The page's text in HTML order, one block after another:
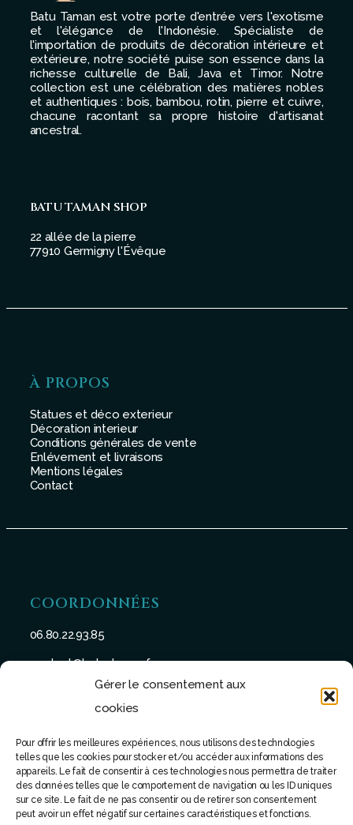
Gérer le consentement aux
cookies
Pour offrir les meilleures expériences, nous utilisons des technologies
telles que les cookies pour stocker et/ou accéder aux informations des
appareils. Le fait de consentir à ces technologies nous permettra de traiter
des données telles que le comportement de navigation ou les ID uniques
sur ce site. Le fait de ne pas consentir ou de retirer son consentement
peut avoir un effet négatif sur certaines caractéristiques et fonctions.
Batu Taman est votre porte d'entrée vers l'exotisme
et l'élégance de l'Indonésie. Spécialiste de
l'importation de produits de décoration intérieure et
extérieure, notre société puise son essence dans la
richesse culturelle de Bali, Java et Timor. Notre
collection est une célébration des matières nobles
et authentiques : bois, bambou, rotin, pierre et cuivre,
chacune racontant sa propre histoire d'artisanat
ancestral.
BATU TAMAN SHOP
22 allée de la pierre
77910 Germigny l'Évêque
À PROPOS
Statues et déco exterieur
Décoration interieur
Conditions générales de vente
Enlévement et livraisons
Mentions légales
Contact
COORDONNÉES
06.80.22.93.85
contact@batu-taman.fr
SUIVEZ-NOUS